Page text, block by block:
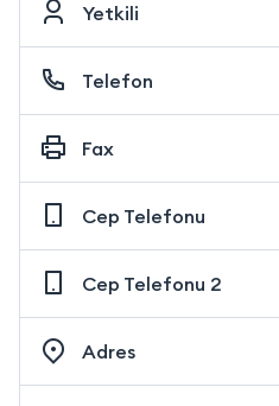
Yetkili
Telefon
Fax
Cep Telefonu
Cep Telefonu 2
Adres